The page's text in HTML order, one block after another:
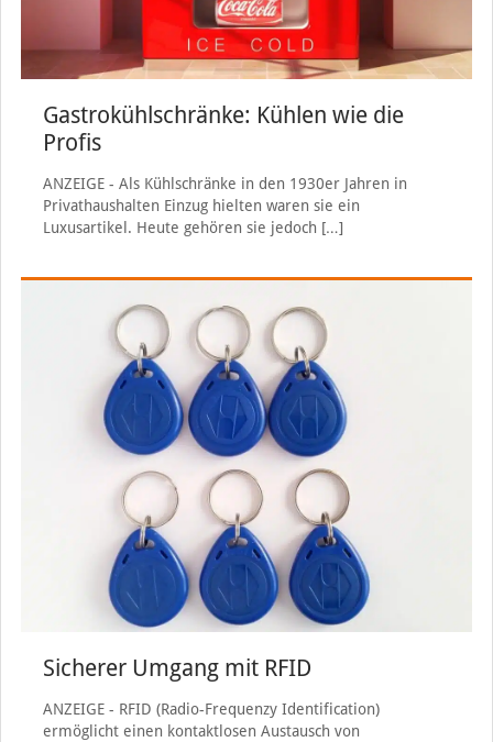
Gastrokühlschränke: Kühlen wie die
Profis
ANZEIGE - Als Kühlschränke in den 1930er Jahren in
Privathaushalten Einzug hielten waren sie ein
Luxusartikel. Heute gehören sie jedoch […]
Sicherer Umgang mit RFID
ANZEIGE - RFID (Radio-Frequenzy Identification)
ermöglicht einen kontaktlosen Austausch von